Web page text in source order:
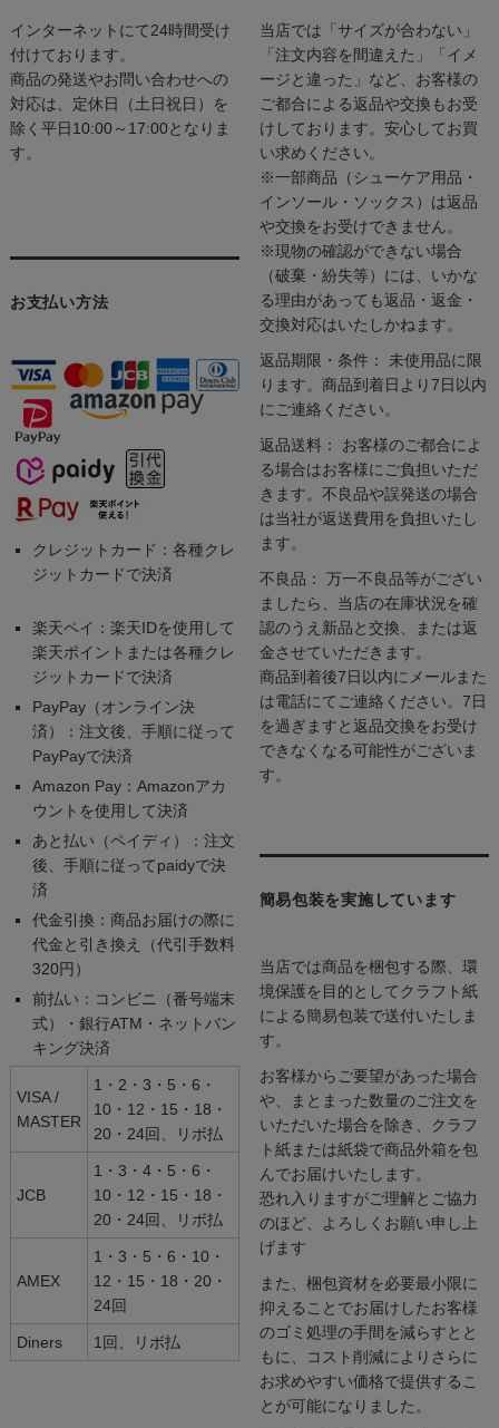
インターネットにて24時間受け
付けております。
商品の発送やお問い合わせへの
対応は、定休日（土日祝日）を
除く平日10:00～17:00となりま
す。
お支払い方法
クレジットカード：各種クレ
ジットカードで決済
楽天ペイ：楽天IDを使用して
楽天ポイントまたは各種クレ
ジットカードで決済
PayPay（オンライン決
済）：注文後、手順に従って
PayPayで決済
Amazon Pay：Amazonアカ
ウントを使用して決済
あと払い（ペイディ）：注文
後、手順に従ってpaidyで決
済
代金引換：商品お届けの際に
代金と引き換え（代引手数料
320円）
前払い：コンビニ（番号端末
式）・銀行ATM・ネットバン
キング決済
VISA /
MASTER
1・2・3・5・6・
10・12・15・18・
20・24回、リボ払
JCB
1・3・4・5・6・
10・12・15・18・
20・24回、リボ払
AMEX
1・3・5・6・10・
12・15・18・20・
24回
Diners 1回、リボ払
当店では「サイズが合わない」
「注文内容を間違えた」「イメ
ージと違った」など、お客様の
ご都合による返品や交換もお受
けしております。安心してお買
い求めください。
※一部商品（シューケア用品・
インソール・ソックス）は返品
や交換をお受けできません。
※現物の確認ができない場合
（破棄・紛失等）には、いかな
る理由があっても返品・返金・
交換対応はいたしかねます。
返品期限・条件： 未使用品に限
ります。商品到着日より7日以内
にご連絡ください。
返品送料： お客様のご都合によ
る場合はお客様にご負担いただ
きます。不良品や誤発送の場合
は当社が返送費用を負担いたし
ます。
不良品： 万一不良品等がござい
ましたら、当店の在庫状況を確
認のうえ新品と交換、または返
金させていただきます。
商品到着後7日以内にメールまた
は電話にてご連絡ください。7日
を過ぎますと返品交換をお受け
できなくなる可能性がございま
す。
簡易包装を実施しています
当店では商品を梱包する際、環
境保護を目的としてクラフト紙
による簡易包装で送付いたしま
す。
お客様からご要望があった場合
や、まとまった数量のご注文を
いただいた場合を除き、クラフ
ト紙または紙袋で商品外箱を包
んでお届けいたします。
恐れ入りますがご理解とご協力
のほど、よろしくお願い申し上
げます
また、梱包資材を必要最小限に
抑えることでお届けしたお客様
のゴミ処理の手間を減らすとと
もに、コスト削減によりさらに
お求めやすい価格で提供するこ
とが可能になりました。